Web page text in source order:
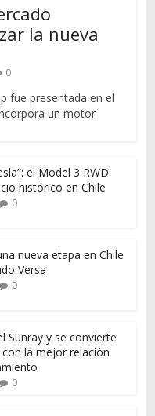
la nueva
0
fue presentada en el
un motor
el Model 3 RWD
histórico en Chile
0
nueva etapa en Chile
Versa
0
Sunray y se convierte
la mejor relación
0